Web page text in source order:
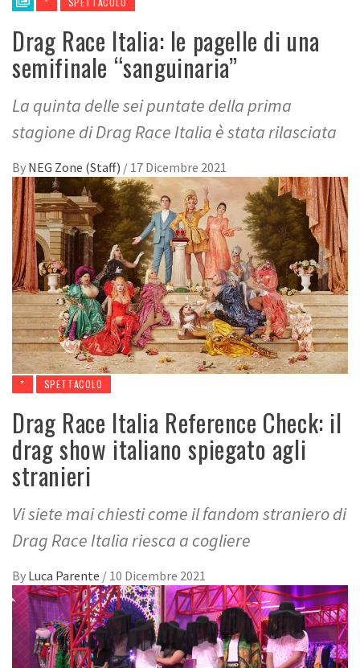
Drag Race Italia: le pagelle di una
semifinale “sanguinaria”
La quinta delle sei puntate della prima
stagione di Drag Race Italia è stata rilasciata
By NEG Zone (Staff) / 17 Dicembre 2021
* SPETTACOLO
Drag Race Italia Reference Check: il
drag show italiano spiegato agli
stranieri
Vi siete mai chiesti come il fandom straniero di
Drag Race Italia riesca a cogliere
By Luca Parente / 10 Dicembre 2021